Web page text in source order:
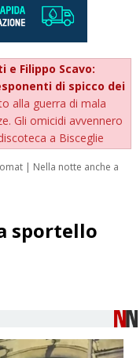
e Filippo Scavo:
di spicco dei
alla guerra di mala
Gli omicidi avvennero
a Bisceglie
| Nella notte anche a
sportello